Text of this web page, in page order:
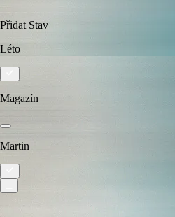
Přidat Stav
Léto
Magazín
Martin